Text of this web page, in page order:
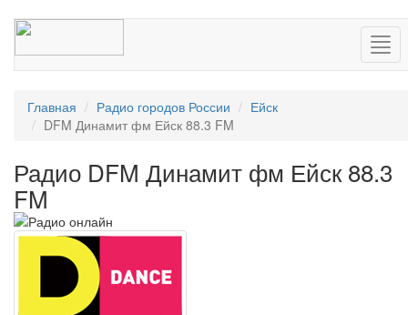
Главная Радио городов России
Ейск
DFM Динамит фм Ейск 88.3 FM
Радио DFM Динамит фм Ейск 88.3
FM